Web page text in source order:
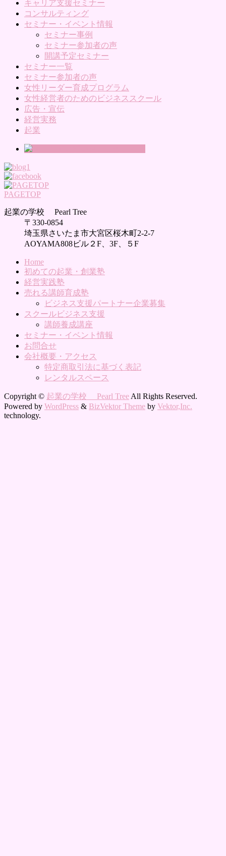
キャリア支援セミナー
コンサルティング
セミナー・イベント情報
セミナー事例
セミナー参加者の声
開講予定セミナー
セミナー一覧
セミナー参加者の声
女性リーダー育成プログラム
女性経営者のためのビジネススクール
広告・宣伝
経営実務
起業
PAGETOP
起業の学校 Pearl Tree
〒330-0854
埼玉県さいたま市大宮区桜木町2-2-7
AOYAMA808ビル２F、3F、５F
Home
初めての起業・創業塾
経営実践塾
売れる講師育成塾
ビジネス支援パートナー企業募集
スクールビジネス支援
講師養成講座
セミナー・イベント情報
お問合せ
会社概要・アクセス
特定商取引法に基づく表記
レンタルスペース
Copyright © 起業の学校 Pearl Tree All Rights Reserved.
Powered by WordPress & BizVektor Theme by Vektor,Inc.
technology.